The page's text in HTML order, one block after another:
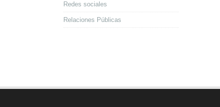
Redes sociales
Relaciones Públicas